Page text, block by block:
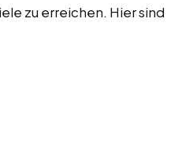
zu erreichen. Hier sind